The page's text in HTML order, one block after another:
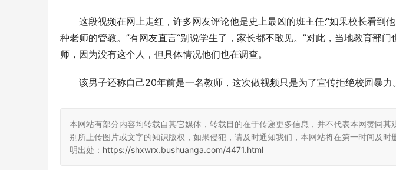
这段视频在网上走红，许多网友评论他是史上最凶的班主任:“如果校长看到
种老师的管教。”有网友直言“别说学生了，家长都不敢见。”对此，当地教育部
师，因为没有这个人，但具体情况他们也在调查。
该男子还称自己20年前是一名教师，这次做视频只是为了宣传拒绝校园暴力。
本网站有部分内容均转载自其它媒体，转载目的在于传递更多信息，并不代表本网赞同
别所上传图片或文字的知识版权，如果侵犯，请及时通知我们，本网站将在第一时间及时
明出处： https://shxwrx.bushuanga.com/4471.html